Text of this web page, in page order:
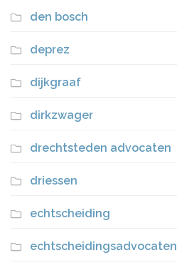
den bosch
deprez
dijkgraaf
dirkzwager
drechtsteden advocaten
driessen
echtscheiding
echtscheidingsadvocaten